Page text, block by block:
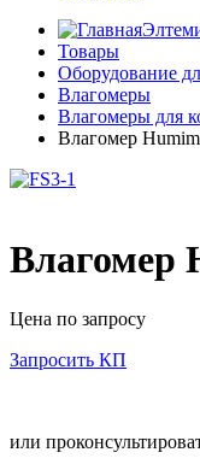
Товары
Оборудование
Влагомеры
Влагомеры для
Влагомер
Влагомер
Цена по запросу
Запросить КП
или